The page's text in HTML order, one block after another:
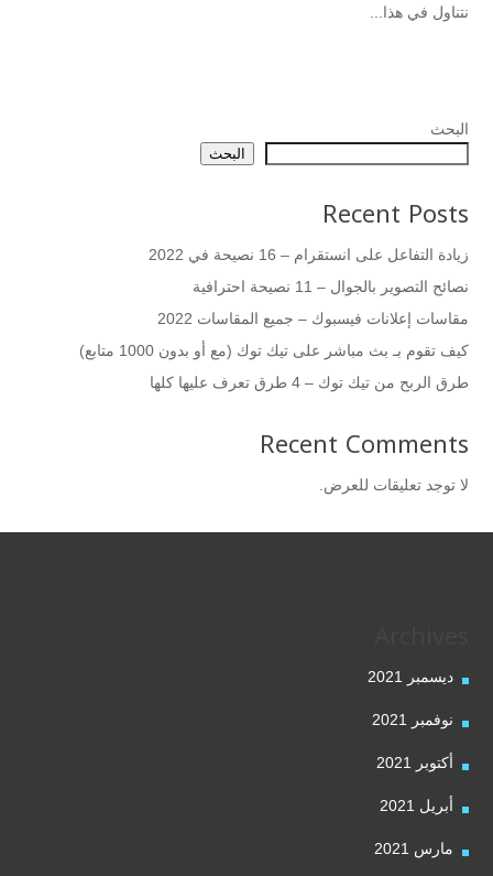
نتناول في هذا...
البحث
البحث
Recent Posts
زيادة التفاعل على انستقرام – 16 نصيحة في 2022
نصائح التصوير بالجوال – 11 نصيحة احترافية
مقاسات إعلانات فيسبوك – جميع المقاسات 2022
كيف تقوم بـ بث مباشر على تيك توك (مع أو بدون 1000 متابع)
طرق الربح من تيك توك – 4 طرق تعرف عليها كلها
Recent Comments
لا توجد تعليقات للعرض.
ديسمبر 2021
نوفمبر 2021
أكتوبر 2021
أبريل 2021
مارس 2021